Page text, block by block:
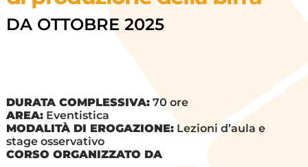
DA OTTOBRE 2025
DURATA COMPLESSIVA:70 ore
AREA:Eventistica
MODALITÀ DI EROGAZIONE:Lezioni d’aula e
stage osservativo
CORSO ORGANIZZATO DA